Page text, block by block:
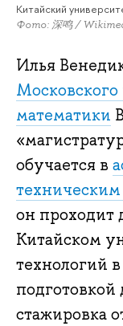
Китайский
Фото: 深鸣 /
Илья
математики
обучается в
он проходит
Китайском
технологий
стажировка